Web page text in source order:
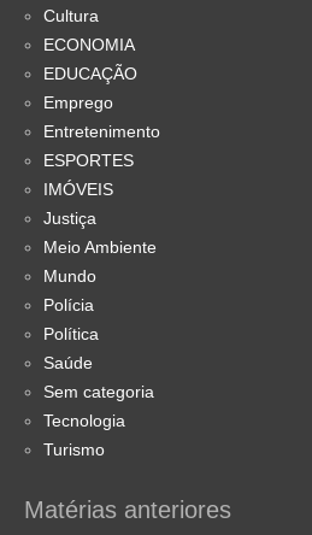
Cultura
ECONOMIA
EDUCAÇÃO
Emprego
Entretenimento
ESPORTES
IMÓVEIS
Justiça
Meio Ambiente
Mundo
Polícia
Política
Saúde
Sem categoria
Tecnologia
Turismo
Matérias anteriores